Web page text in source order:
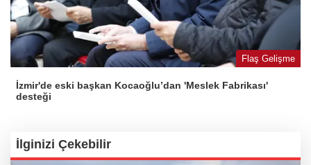
Flaş Gelişme
İzmir'de eski başkan Kocaoğlu’dan 'Meslek Fabrikası'
desteği
İlginizi Çekebilir